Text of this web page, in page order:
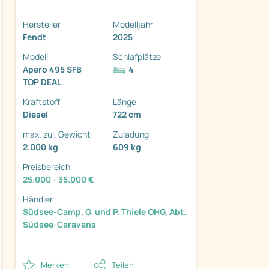
Hersteller
Fendt
Modelljahr
2025
Modell
Apero 495 SFB
TOP DEAL
Schlafplätze
4
Kraftstoff
Diesel
Länge
722 cm
max. zul. Gewicht
2.000 kg
Zuladung
609 kg
Preisbereich
25.000 - 35.000 €
Händler
Südsee-Camp, G. und P. Thiele OHG, Abt.
Südsee-Caravans
Merken Teilen